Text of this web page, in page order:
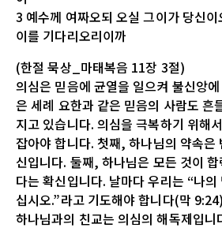
3 예수께 여짜오되 오실 그이가 당신
이를 기다리오리이까
(한절 묵상_마태복음 11장 3절)
의심은 믿음에 균열을 일으켜 불신앙
은 세례 요한과 같은 믿음의 사람도 흔
지고 있습니다. 의심을 극복하기 위해
잡아야 합니다. 첫째, 하나님의 약속은
신입니다. 둘째, 하나님은 모든 것이
다는 확신입니다. 날마다 우리는 “나
십시오.”라고 기도해야 합니다(막
하나님과의 친교는 의심의 해독제입니